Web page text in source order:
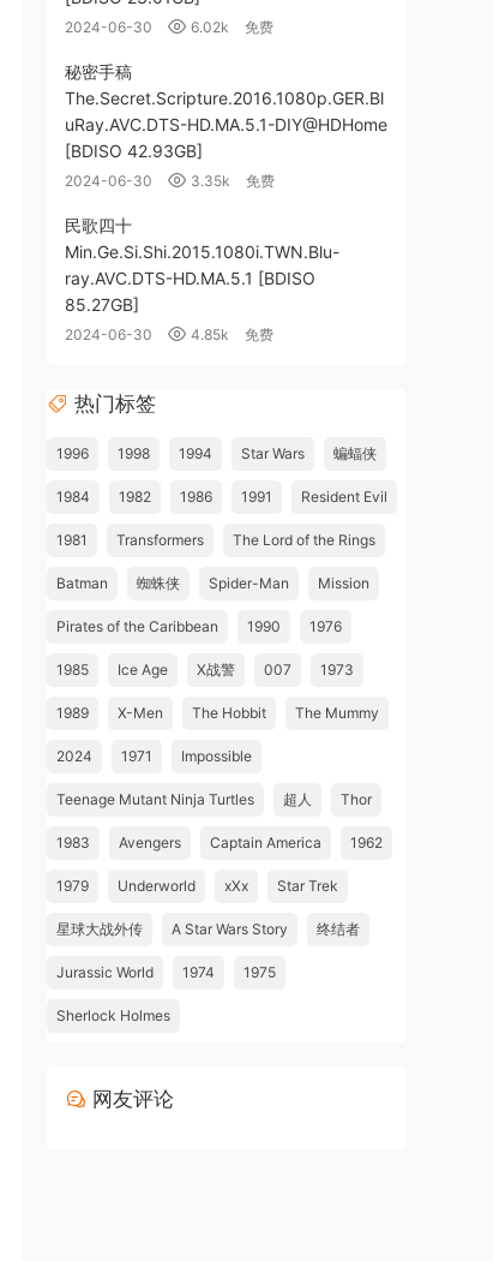
2024-06-30 6.02k 免费
秘密手稿
The.Secret.Scripture.2016.1080p.GER.Bl
uRay.AVC.DTS-HD.MA.5.1-DIY@HDHome
[BDISO 42.93GB]
2024-06-30 3.35k 免费
民歌四十
Min.Ge.Si.Shi.2015.1080i.TWN.Blu-
ray.AVC.DTS-HD.MA.5.1 [BDISO
85.27GB]
2024-06-30 4.85k 免费
热门标签
1996 1998 1994 Star Wars 蝙蝠侠
1984 1982 1986 1991 Resident Evil
1981 Transformers The Lord of the Rings
Batman 蜘蛛侠 Spider-Man Mission
Pirates of the Caribbean 1990 1976
1985 Ice Age X战警 007 1973
1989 X-Men The Hobbit The Mummy
2024 1971 Impossible
Teenage Mutant Ninja Turtles 超人 Thor
1983 Avengers Captain America 1962
1979 Underworld xXx Star Trek
星球大战外传 A Star Wars Story 终结者
Jurassic World 1974 1975
Sherlock Holmes
网友评论